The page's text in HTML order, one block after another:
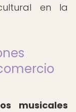
en la
musicales